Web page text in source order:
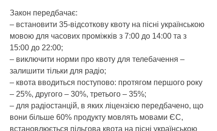
Закон передбачає:
– встановити 35-відсоткову квоту на пісні українською
мовою для часових проміжків з 7:00 до 14:00 та з
15:00 до 22:00;
– виключити норми про квоту для телебачення –
залишити тільки для радіо;
– квота вводиться поступово: протягом першого року
– 25%, другого – 30%, третього – 35%;
– для радіостанцій, в яких ліцензією передбачено, що
вони більше 60% продукту мовлять мовами ЄС,
встановлюється пільгова квота на пісні українською